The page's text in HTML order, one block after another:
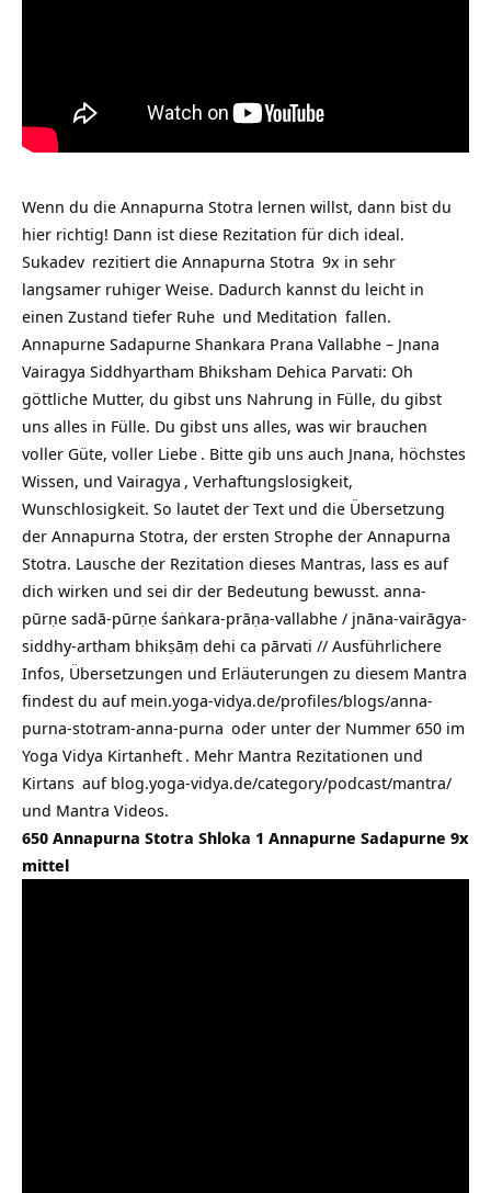
Wenn du die Annapurna Stotra lernen willst, dann bist du
hier richtig! Dann ist diese Rezitation für dich ideal.
Sukadev rezitiert die Annapurna Stotra 9x in sehr
langsamer ruhiger Weise. Dadurch kannst du leicht in
einen Zustand tiefer Ruhe und Meditation fallen.
Annapurne Sadapurne Shankara Prana Vallabhe – Jnana
Vairagya Siddhyartham Bhiksham Dehica Parvati: Oh
göttliche Mutter, du gibst uns Nahrung in Fülle, du gibst
uns alles in Fülle. Du gibst uns alles, was wir brauchen
voller Güte, voller Liebe . Bitte gib uns auch Jnana, höchstes
Wissen, und Vairagya , Verhaftungslosigkeit,
Wunschlosigkeit. So lautet der Text und die Übersetzung
der Annapurna Stotra, der ersten Strophe der Annapurna
Stotra. Lausche der Rezitation dieses Mantras, lass es auf
dich wirken und sei dir der Bedeutung bewusst. anna-
pūrṇe sadā-pūrṇe śaṅkara-prāṇa-vallabhe / jnāna-vairāgya-
siddhy-artham bhikṣāṃ dehi ca pārvati // Ausführlichere
Infos, Übersetzungen und Erläuterungen zu diesem Mantra
findest du auf mein.yoga-vidya.de/profiles/blogs/anna-
purna-stotram-anna-purna oder unter der Nummer 650 im
Yoga Vidya Kirtanheft . Mehr Mantra Rezitationen und
Kirtans auf blog.yoga-vidya.de/category/podcast/mantra/
und Mantra Videos.
650 Annapurna Stotra Shloka 1 Annapurne Sadapurne 9x
mittel